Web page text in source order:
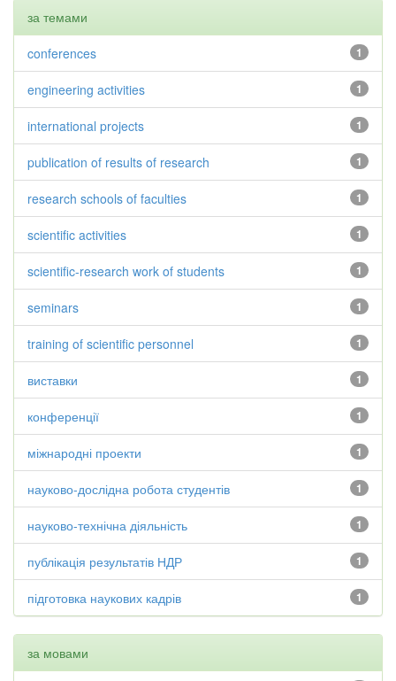
за темами
1
conferences
1
engineering activities
1
international projects
1
publication of results of research
1
research schools of faculties
1
scientific activities
1
scientific-research work of students
1
seminars
1
training of scientific personnel
1
виставки
1
конференції
1
міжнародні проекти
1
науково-дослідна робота студентів
1
науково-технічна діяльність
1
публікація результатів НДР
1
підготовка наукових кадрів
за мовами